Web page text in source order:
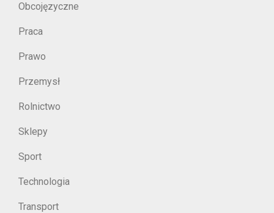
Obcojęzyczne
Praca
Prawo
Przemysł
Rolnictwo
Sklepy
Sport
Technologia
Transport